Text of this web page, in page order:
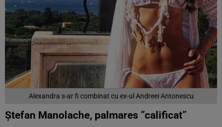
Alexandra s-ar fi combinat cu ex-ul Andreei Antonescu
Ștefan Manolache, palmares ”calificat”